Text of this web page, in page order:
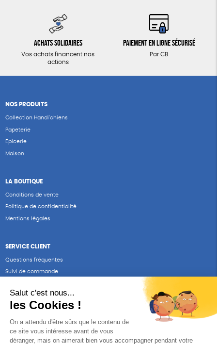
Achats solidaires
Vos achats financent nos
actions
Paiement en ligne sécurisé
Par CB
NOS PRODUITS
Collection Handi’chiens
Papeterie
Epicerie
Maison
LA BOUTIQUE
Conditions de vente
Politique de confidentialité
Mentions légales
SERVICE CLIENT
Questions fréquentes
Suivi de commande
Renvoyer des articles
SUIVEZ-NOUS